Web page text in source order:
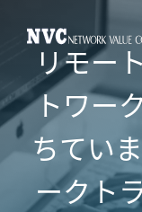
リモー
トワー
ちてい
ークト